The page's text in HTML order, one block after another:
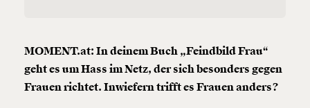
MOMENT.at: In deinem Buch „Feindbild Frau“
geht es um Hass im Netz, der sich besonders gegen
Frauen richtet. Inwiefern trifft es Frauen anders?